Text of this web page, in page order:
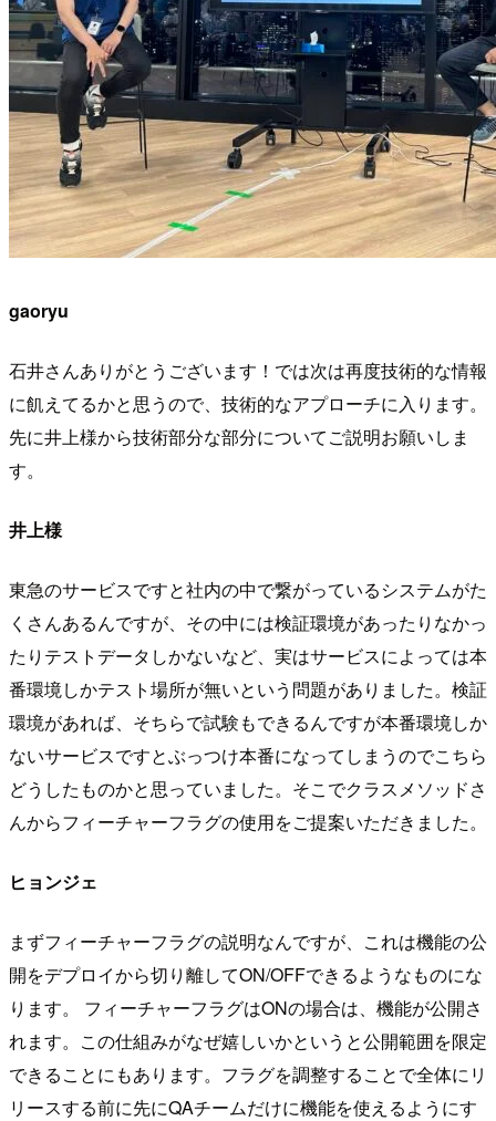
gaoryu
石井さんありがとうございます！では次は再度技術的な情報
に飢えてるかと思うので、技術的なアプローチに入ります。
先に井上様から技術部分な部分についてご説明お願いしま
す。
井上様
東急のサービスですと社内の中で繋がっているシステムがた
くさんあるんですが、その中には検証環境があったりなかっ
たりテストデータしかないなど、実はサービスによっては本
番環境しかテスト場所が無いという問題がありました。検証
環境があれば、そちらで試験もできるんですが本番環境しか
ないサービスですとぶっつけ本番になってしまうのでこちら
どうしたものかと思っていました。そこでクラスメソッドさ
んからフィーチャーフラグの使用をご提案いただきました。
ヒョンジェ
まずフィーチャーフラグの説明なんですが、これは機能の公
開をデプロイから切り離してON/OFFできるようなものにな
ります。 フィーチャーフラグはONの場合は、機能が公開さ
れます。この仕組みがなぜ嬉しいかというと公開範囲を限定
できることにもあります。フラグを調整することで全体にリ
リースする前に先にQAチームだけに機能を使えるようにす